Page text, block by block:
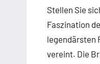
Stellen Sie
Faszination
legendärsten
vereint. Die